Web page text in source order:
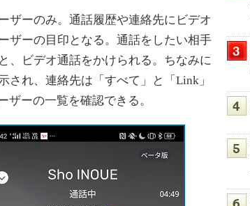
ーのみ。通話履歴や連絡先にビデオ
ザーの目印となる。通話をしたい相手
、ビデオ通話をかけられる。ちなみに
され、連絡先は「すべて」と「Link」
ーの一覧を確認できる。